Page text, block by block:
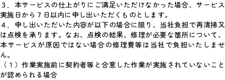
３．本サービスの仕上がりにご満足いただけなかった場合、サービス
実施日から７日以内に申し出いただくものとします。
４．申し出いただいた内容が以下の場合に限り、当社負担で再清掃又
は点検を承ります。なお、点検の結果、修理が必要な箇所について、
本サービスが原因ではない場合の修理費等は当社で負担いたしませ
ん。
（１）作業実施前に契約者等と合意した作業が実施されていないこと
が認められる場合